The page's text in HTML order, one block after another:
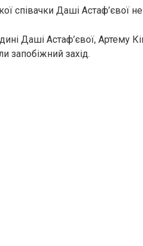
співачки Даші Астаф’євої
Даші Астаф’євої, Артему
запобіжний зaхід.